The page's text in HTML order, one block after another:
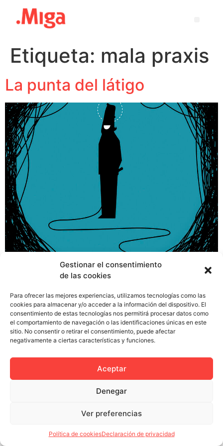
Gestionar el consentimiento
de las cookies
Para ofrecer las mejores experiencias, utilizamos tecnologías como las
cookies para almacenar y/o acceder a la información del dispositivo. El
consentimiento de estas tecnologías nos permitirá procesar datos como
el comportamiento de navegación o las identificaciones únicas en este
sitio. No consentir o retirar el consentimiento, puede afectar
negativamente a ciertas características y funciones.
Aceptar
Denegar
Ver preferencias
Política de cookiesDeclaración de privacidad
Etiqueta: mala praxis
La punta del látigo
Parece una práctica habitual en este bendito país que
las relaciones profesionales en publicidad se
momento de explicar el porqué de esas extrañas
cicatrices que lucen los publicistas como nosotros en
su castigada espalda. Cuando empiezas una relación
con un cliente o con una agencia (ya estés contratado
como freelance o […]
Política de cookies (UE)
Colectivo Miga © 2023